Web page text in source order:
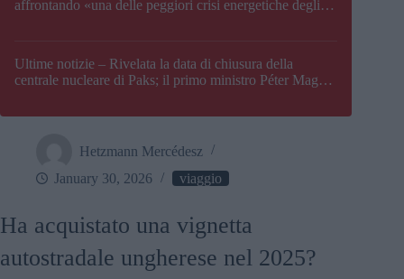
affrontando «una delle peggiori crisi energetiche degli
Ultime notizie – Rivelata la data di chiusura della
centrale nucleare di Paks; il primo ministro Péter Magyar
Hetzmann Mercédesz
January 30, 2026
viaggio
Ha acquistato una vignetta
autostradale ungherese nel 2025?